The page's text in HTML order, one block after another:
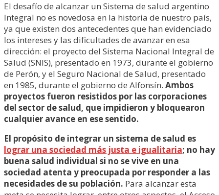
El desafío de alcanzar un Sistema de salud argentino
Integral no es novedosa en la historia de nuestro país,
ya que existen dos antecedentes que han evidenciado
los intereses y las dificultades de avanzar en esa
dirección: el proyecto del Sistema Nacional Integral de
Salud (SNIS), presentado en 1973, durante el gobierno
de Perón, y el Seguro Nacional de Salud, presentado
en 1985, durante el gobierno de Alfonsín. Ambos
proyectos fueron resistidos por las corporaciones
del sector de salud, que impidieron y bloquearon
cualquier avance en ese sentido.
El propósito de integrar un sistema de salud es
lograr una sociedad más justa e igualitaria; no hay
buena salud individual si no se vive en una
sociedad atenta y preocupada por responder a las
necesidades de su población. Para alcanzar esta